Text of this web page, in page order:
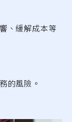
、緩解成本等
的風險。